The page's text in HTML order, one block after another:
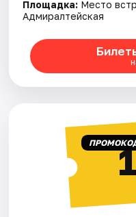
Площадка: Место
Адмиралтейская